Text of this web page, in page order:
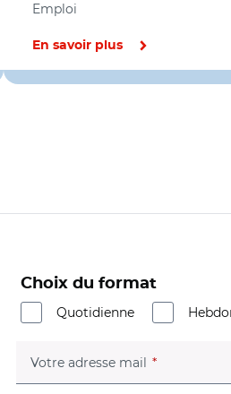
Emploi
En savoir plus
Choix du format
Quotidienne
Votre adresse mail (champ